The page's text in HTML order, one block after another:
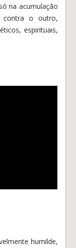
na acumulação
contra o outro,
espirituais,
humilde,